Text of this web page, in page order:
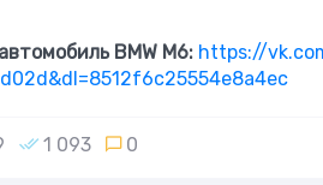
BMW M6: https://
1 093 0